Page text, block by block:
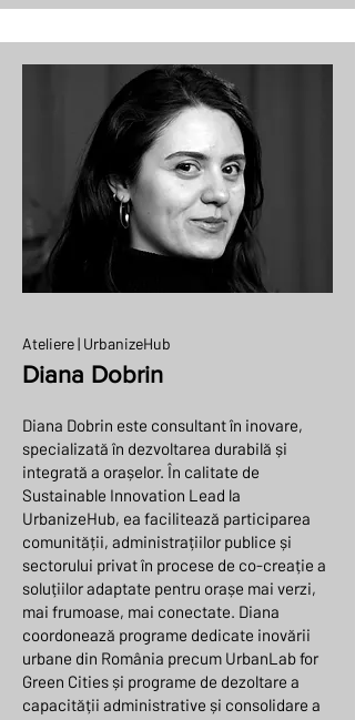
Ateliere | UrbanizeHub
Diana Dobrin
Diana Dobrin este consultant în inovare,
specializată în dezvoltarea durabilă și
integrată a orașelor. În calitate de
Sustainable Innovation Lead la
UrbanizeHub, ea facilitează participarea
comunității, administrațiilor publice și
sectorului privat în procese de co-creație a
soluțiilor adaptate pentru orașe mai verzi,
mai frumoase, mai conectate. Diana
coordonează programe dedicate inovării
urbane din România precum UrbanLab for
Green Cities și programe de dezoltare a
capacității administrative și consolidare a